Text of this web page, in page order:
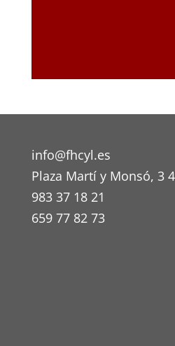
info@fhcyl.es
Plaza Martí y Monsó, 3
983 37 18 21
659 77 82 73